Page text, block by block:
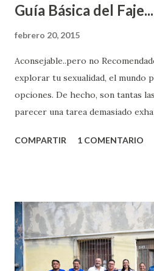
Guía Básica del Faje...
febrero 20, 2015
Aconsejable..pero no
explorar tu sexualidad, el mundo
opciones. De hecho, son tantas
parecer una tarea demasiado
partes de ti que jamás hubieras
conoces ni la mitad de lo que
quienes ya han tenido relaciones
o expertas en el tema. Siempre
aprender y nuevas experiencias
COMPARTIR 1 COMENTARIO